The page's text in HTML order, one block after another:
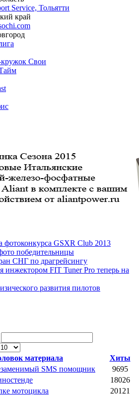
Service, Тольятти
край
Свои
фотоконкурса GSXR Club 2013
победительницы
СНГ по драгрейсингу
инжектором FIT Tuner Pro теперь на
развития пилотов
материала
Хиты
SMS помощник
9695
18026
мотоцикла
20121